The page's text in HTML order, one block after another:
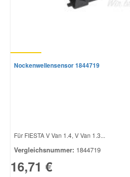
Nockenwellensensor 1844719
Für FIESTA V Van 1.4, V Van 1.3...
Vergleichsnummer: 1844719
16,71 €